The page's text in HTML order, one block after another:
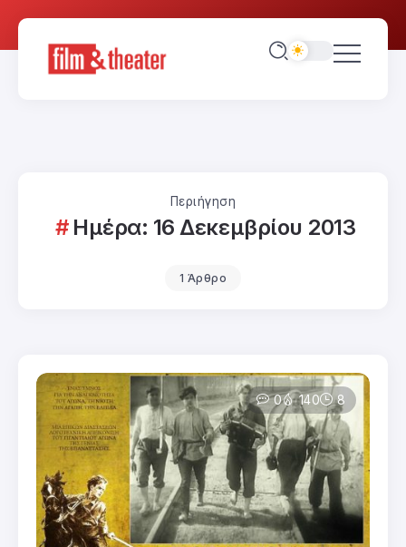
Περιήγηση
Ημέρα: 16 Δεκεμβρίου 2013
1 Άρθρο
0 140 8